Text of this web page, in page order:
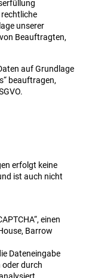
unserer
Beauftragten,
auf Grundlage
beauftragen,
erfolgt keine
ist auch nicht
einen
Barrow
Dateneingabe
oder durch